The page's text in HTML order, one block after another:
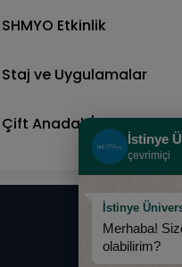
SHMYO Etkinlik
Staj ve Uygulamalar
Çift Anadal / Yandal
0850
İstinye
çevrimiçi
İstinye
Merhaba!
olabilirim?